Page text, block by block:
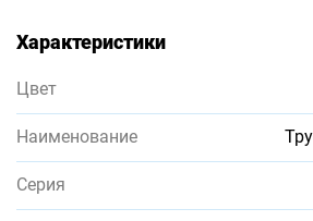
Характеристики
Цвет
Наименование
Серия